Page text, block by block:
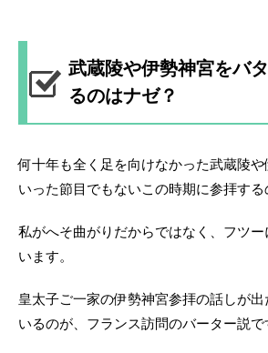
武蔵陵や伊勢神宮をバ
るのはナゼ？
何十年も全く足を向けなかった武蔵陵や
いった節目でもないこの時期に参拝する
私がへそ曲がりだからではなく、フツ
います。
皇太子ご一家の伊勢神宮参拝の話しが
いるのが、フランス訪問のバーター説で